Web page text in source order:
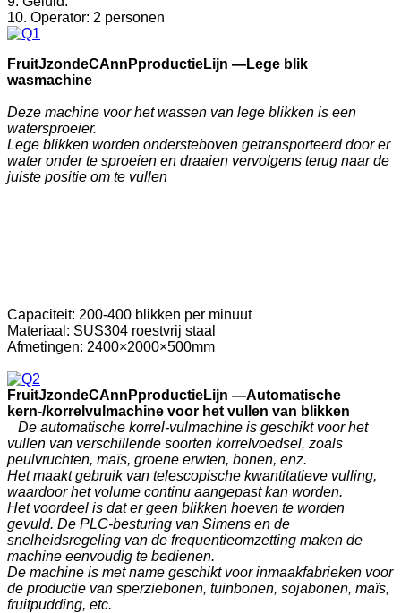
10. Operator: 2 personen
FruitJzondeCAnn PproductieLijn —Lege blik
wasmachine
Deze machine voor het wassen van lege blikken is een
watersproeier.
Lege blikken worden ondersteboven getransporteerd door er
water onder te sproeien en draaien vervolgens terug naar de
juiste positie om te vullen
Capaciteit: 200-400 blikken per minuut
Materiaal: SUS304 roestvrij staal
Afmetingen: 2400×2000×500mm
FruitJzondeCAnn PproductieLijn —Automatische
kern-/korrelvulmachine voor het vullen van blikken
De automatische korrel-vulmachine is geschikt voor het
vullen van verschillende soorten korrelvoedsel, zoals
peulvruchten, maïs, groene erwten, bonen, enz.
Het maakt gebruik van telescopische kwantitatieve vulling,
waardoor het volume continu aangepast kan worden.
Het voordeel is dat er geen blikken hoeven te worden
gevuld. De PLC-besturing van Simens en de
snelheidsregeling van de frequentieomzetting maken de
machine eenvoudig te bedienen.
De machine is met name geschikt voor inmaakfabrieken voor
de productie van sperziebonen, tuinbonen, sojabonen, maïs,
fruitpudding, etc.